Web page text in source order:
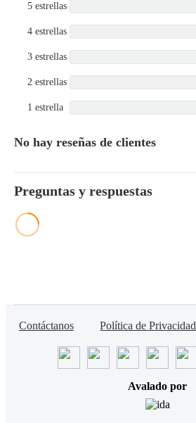
5 estrellas
4 estrellas
3 estrellas
2 estrellas
1 estrella
No hay reseñas de clientes
Preguntas y respuestas
Contáctanos Política de Privacidad
Avalado por